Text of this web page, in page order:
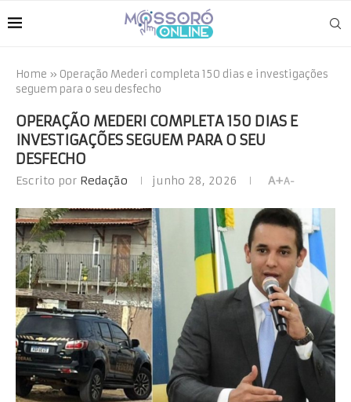
Home » Operação Mederi completa 150 dias e investigações
seguem para o seu desfecho
OPERAÇÃO MEDERI COMPLETA 150 DIAS E
INVESTIGAÇÕES SEGUEM PARA O SEU
DESFECHO
Escrito por Redação junho 28, 2026 A+A-